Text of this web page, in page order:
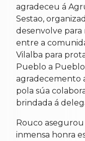
agradeceu á
Sestao,
desenvolve para
entre a
Vilalba para
Pueblo a
agradecemento
pola súa
brindada á
Rouco
inmensa honra